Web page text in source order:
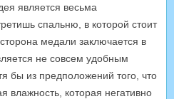
является весьма
спальню, в которой стоит
медали заключается в
не совсем удобным
бы из предположений того, что
влажность, которая негативно